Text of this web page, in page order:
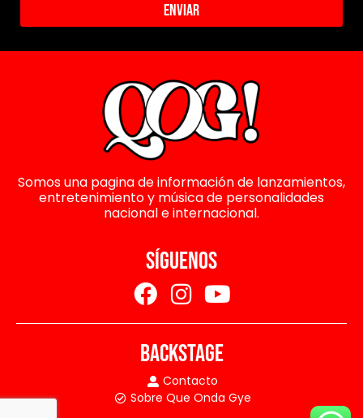
Enviar
Somos una pagina de información de lanzamientos,
entretenimiento y música de personalidades
nacional e internacional.
SÍGUENOS
BACKSTAGE
Contacto
Sobre Que Onda Gye